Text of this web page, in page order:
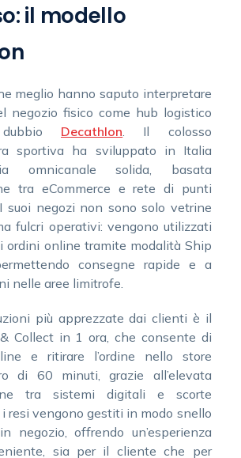
il modello
meglio hanno saputo interpretare
negozio fisico come hub logistico
Decathlon . Il colosso
sportiva ha sviluppato in Italia
omnicanale solida, basata
tra eCommerce e rete di punti
suoi negozi non sono solo vetrine
fulcri operativi: vengono utilizzati
ordini online tramite modalità Ship
consegne rapide e a
nelle aree limitrofe.
più apprezzate dai clienti è il
Collect in 1 ora, che consente di
e ritirare l’ordine nello store
di 60 minuti, grazie all’elevata
tra sistemi digitali e scorte
resi vengono gestiti in modo snello
negozio, offrendo un’esperienza
sia per il cliente che per